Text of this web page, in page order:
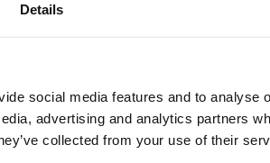
Details
social media features and to analyse
advertising and analytics partners
collected from your use of their